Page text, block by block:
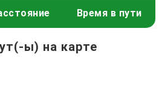
Время в пути
ы) на карте